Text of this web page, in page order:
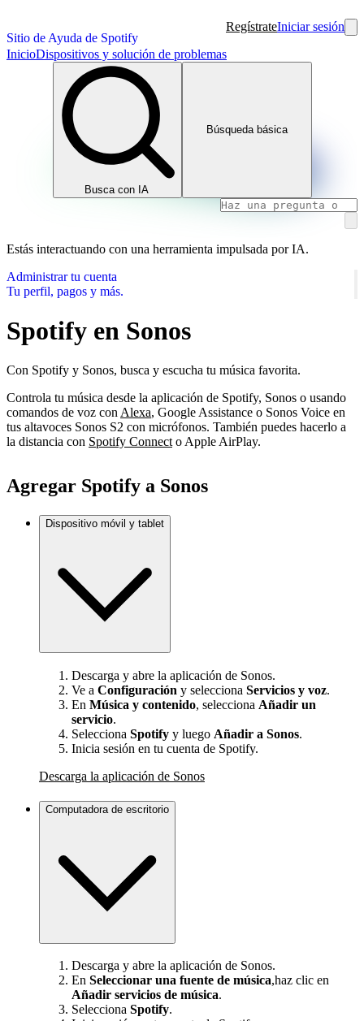
Sitio de Ayuda de Spotify
RegístrateIniciar sesión
InicioDispositivos y solución de problemas
Busca con IA
Búsqueda básica
Estás interactuando con una herramienta impulsada por IA.
Administrar tu cuenta
Tu perfil, pagos y más.
Spotify en Sonos
Con Spotify y Sonos, busca y escucha tu música favorita.
Controla tu música desde la aplicación de Spotify, Sonos o usando
comandos de voz con Alexa, Google Assistance o Sonos Voice en
tus altavoces Sonos S2 con micrófonos. También puedes hacerlo a
la distancia con Spotify Connect o Apple AirPlay.
Agregar Spotify a Sonos
Dispositivo móvil y tablet
Descarga y abre la aplicación de Sonos.
Ve a Configuración y selecciona Servicios y voz.
En Música y contenido, selecciona Añadir un
servicio.
Selecciona Spotify y luego Añadir a Sonos.
Inicia sesión en tu cuenta de Spotify.
Descarga la aplicación de Sonos
Computadora de escritorio
Descarga y abre la aplicación de Sonos.
En Seleccionar una fuente de música,haz clic en
Añadir servicios de música.
Selecciona Spotify.